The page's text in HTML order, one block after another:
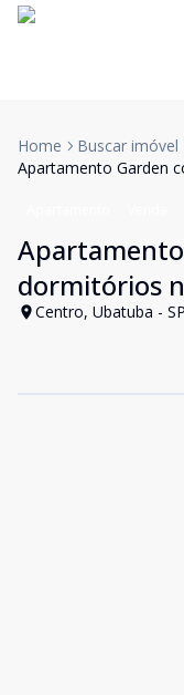
Home
Buscar imóvel
Apartamento Garden
dormitórios
Centro, Ubatuba - SP